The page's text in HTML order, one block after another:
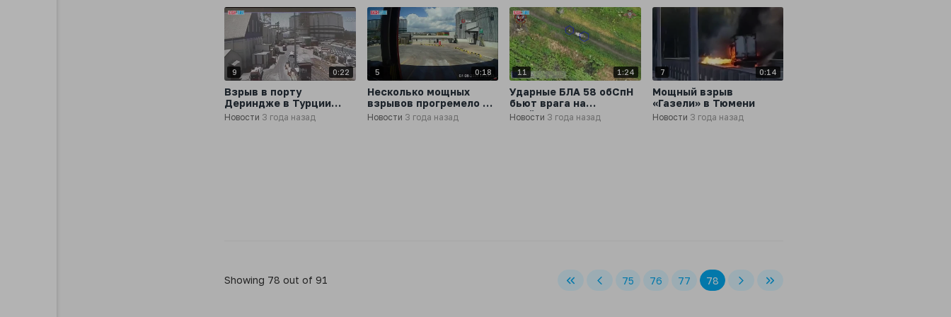
9 0:22
Взрыв в порту
Дериндже в Турции
повредил 13 из 16
элеваторов
Новости 3 года назад
5 0:18
Несколько мощных
взрывов прогремело в
турецком порту
Дериндже в момент
Новости 3 года назад
11 1:24
Ударные БЛА 58 обСпН
бьют врага на
артёмовском
направлении
Новости 3 года назад
7 0:14
Мощный взрыв
«Газели» в Тюмени
Новости 3 года назад
Showing 78 out of 91 75 76 77 78